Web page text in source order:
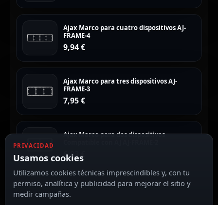
Ajax Marco para cuatro dispositivos AJ-
FRAME-4
9,94€
Ajax Marco para tres dispositivos AJ-
FRAME-3
7,95€
Ajax Marco para dos dispositivos
6,83€
PRIVACIDAD
Usamos cookies
Utilizamos cookies técnicas imprescindibles y, con tu
permiso, analítica y publicidad para mejorar el sitio y
medir campañas.